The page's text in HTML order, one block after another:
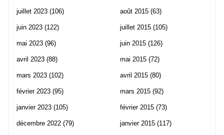
juillet 2023 (106)
juin 2023 (122)
mai 2023 (96)
avril 2023 (88)
mars 2023 (102)
février 2023 (95)
janvier 2023 (105)
décembre 2022 (79)
août 2015 (63)
juillet 2015 (105)
juin 2015 (126)
mai 2015 (72)
avril 2015 (80)
mars 2015 (92)
février 2015 (73)
janvier 2015 (117)